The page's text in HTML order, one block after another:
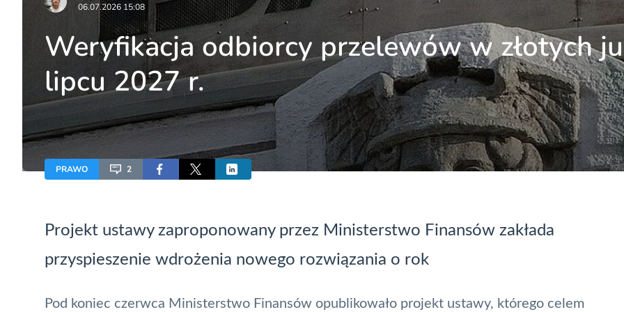
06.07.2026 15:08
Weryfikacja odbiorcy przelewów w złotych
lipcu 2027 r.
PRAWO 2
Projekt ustawy zaproponowany przez Ministerstwo Finansów zakłada
przyspieszenie wdrożenia nowego rozwiązania o rok
Pod koniec czerwca Ministerstwo Finansów opublikowało projekt ustawy, którego celem